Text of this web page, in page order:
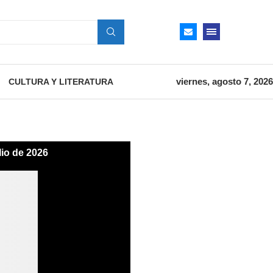
CULTURA Y LITERATURA viernes, agosto 7, 2026
de 2026